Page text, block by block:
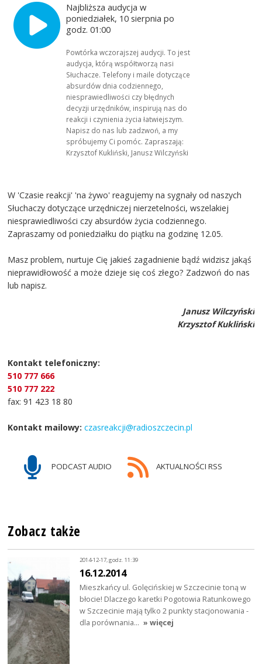
Najbliższa audycja w
poniedziałek, 10 sierpnia po
godz. 01:00
Powtórka wczorajszej audycji. To jest
audycja, którą współtworzą nasi
Słuchacze. Telefony i maile dotyczące
absurdów dnia codziennego,
niesprawiedliwości czy błędnych
decyzji urzędników, inspirują nas do
reakcji i czynienia życia łatwiejszym.
Napisz do nas lub zadzwoń, a my
spróbujemy Ci pomóc. Zapraszają:
Krzysztof Kukliński, Janusz Wilczyński
W 'Czasie reakcji' 'na żywo' reagujemy na sygnały od naszych
Słuchaczy dotyczące urzędniczej nierzetelności, wszelakiej
niesprawiedliwości czy absurdów życia codziennego.
Zapraszamy od poniedziałku do piątku na godzinę 12.05.
Masz problem, nurtuje Cię jakieś zagadnienie bądź widzisz jakąś
nieprawidłowość a może dzieje się coś złego? Zadzwoń do nas
lub napisz.
Janusz Wilczyński
Krzysztof Kukliński
Kontakt telefoniczny:
510 777 666
510 777 222
fax: 91 423 18 80
Kontakt mailowy: czasreakcji@radioszczecin.pl
PODCAST AUDIO AKTUALNOŚCI RSS
Zobacz także
2014-12-17, godz. 11:39
16.12.2014
Mieszkańcy ul. Golęcińskiej w Szczecinie toną w
błocie! Dlaczego karetki Pogotowia Ratunkowego
w Szczecinie mają tylko 2 punkty stacjonowania -
dla porównania… » więcej